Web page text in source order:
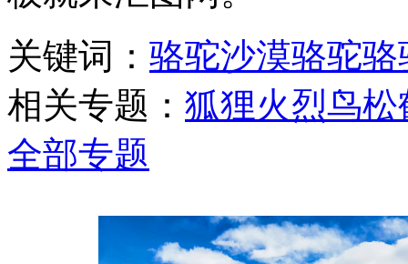
关键词： 骆驼沙漠骆驼骆
相关专题： 狐狸火烈鸟松
全部专题